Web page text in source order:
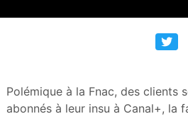
Polémique à la Fnac, des clients
abonnés à leur insu à Canal+, la